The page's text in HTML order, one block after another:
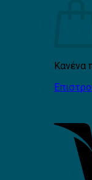
Κανένα